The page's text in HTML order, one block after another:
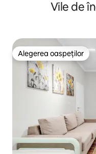
Vile de
Alegerea oaspeților
Alegerea oaspeților